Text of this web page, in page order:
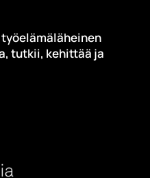
tutkii, kehittää ja